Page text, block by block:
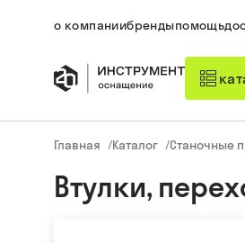
о компаниибрендыпомощь
Главная /Каталог /Станочные
Втулки,